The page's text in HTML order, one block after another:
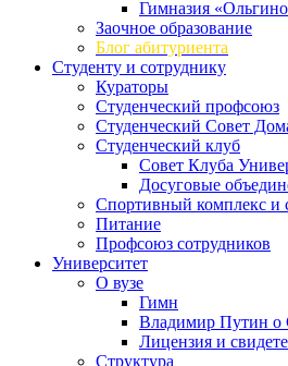
Гимназия
Заочное образование
Блог абитуриента
Студенту и сотруднику
Кураторы
Студенческий профсоюз
Студенческий Совет
Студенческий клуб
Совет Клуба
Досуговые
Спортивный комплекс и
Питание
Профсоюз сотрудников
Университет
О вузе
Гимн
Владимир Путин
Лицензия и
Структура